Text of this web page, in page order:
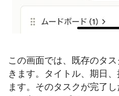
この画面では、既存のタ
きます。タイトル、期日
ます。そのタスクが完了